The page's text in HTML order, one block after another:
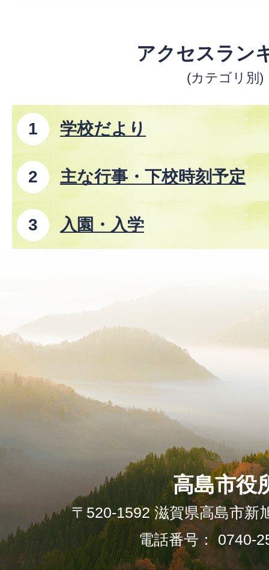
アクセスラン
(カテゴリ別)
学校だより
主な行事・下校時刻予定
入園・入学
高島市役
〒520-1592 滋賀県高島市新
電話番号： 0740-